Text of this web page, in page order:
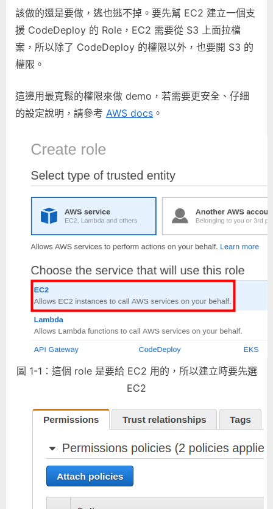
該做的還是要做，逃也逃不掉。要先幫 EC2 建立一個支
援 CodeDeploy 的 Role，EC2 需要從 S3 上面拉檔
案，所以除了 CodeDeploy 的權限以外，也要開 S3 的
權限。
這邊用最寬鬆的權限來做 demo，若需要更安全、仔細
的設定說明，請參考 AWS docs 。
圖 1-1：這個 role 是要給 EC2 用的，所以建立時要先選
EC2